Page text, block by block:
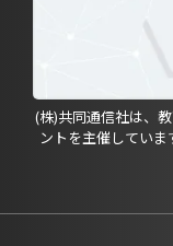
(株)共同通信社は、
ントを主催してい